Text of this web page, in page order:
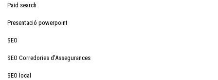
Paid search
Presentació powerpoint
SEO
SEO Corredories d'Assegurances
SEO local